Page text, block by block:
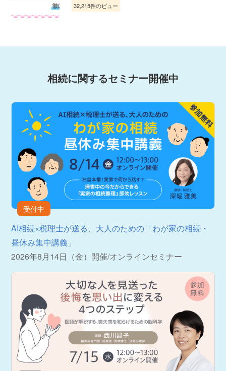
32,215件のビュー
相続に関するセミナー開催中
受付中
AI相続×税理士が送る、大人のための「わが家の相続・
昼休み集中講義」
2026年8月14日（金）開催/オンラインセミナー